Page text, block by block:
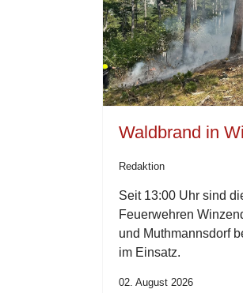
Waldbrand in
Redaktion
Seit 13:00 Uhr sind
Feuerwehren
und Muthmannsdorf
im Einsatz.
02. August 2026